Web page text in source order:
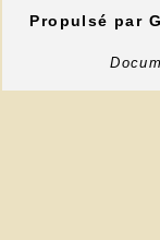
Propulsé par